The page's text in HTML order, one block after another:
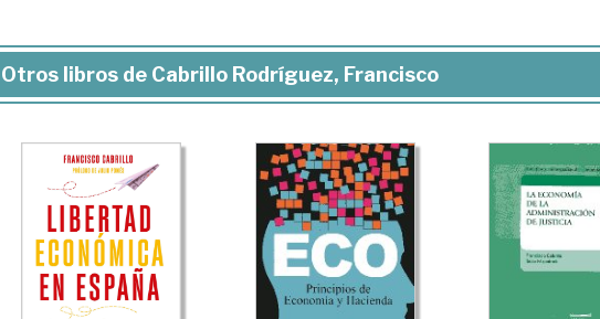
Otros libros de Cabrillo Rodríguez, Francisco